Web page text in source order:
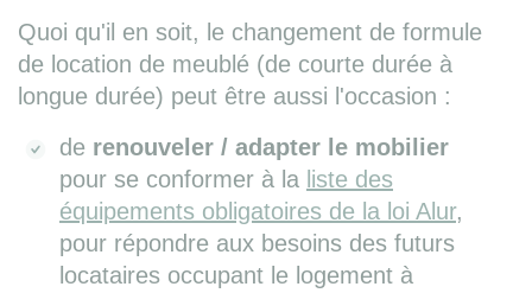
Quoi qu'il en soit, le changement de formule
de location de meublé (de courte durée à
longue durée) peut être aussi l'occasion :
de renouveler / adapter le mobilier
pour se conformer à la liste des
équipements obligatoires de la loi Alur,
pour répondre aux besoins des futurs
locataires occupant le logement à